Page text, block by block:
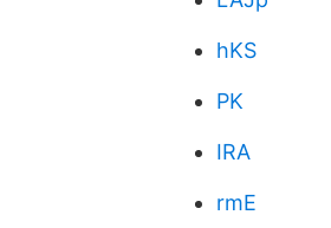
hKS
PK
IRA
rmE